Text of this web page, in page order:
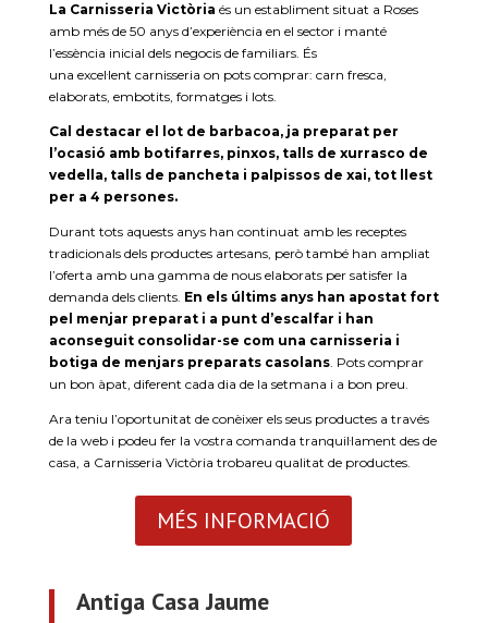
La Carnisseria Victòria és un establiment situat a Roses
amb més de 50 anys d’experiència en el sector i manté
l’essència inicial dels negocis de familiars. És
una excel·lent carnisseria on pots comprar: carn fresca,
elaborats, embotits, formatges i lots.
Cal destacar el lot de barbacoa, ja preparat per
l’ocasió amb botifarres, pinxos, talls de xurrasco de
vedella, talls de pancheta i palpissos de xai, tot llest
per a 4 persones.
Durant tots aquests anys han continuat amb les receptes
tradicionals dels productes artesans, però també han ampliat
l’oferta amb una gamma de nous elaborats per satisfer la
demanda dels clients. En els últims anys han apostat fort
pel menjar preparat i a punt d’escalfar i han
aconseguit consolidar-se com una carnisseria i
botiga de menjars preparats casolans. Pots comprar
un bon àpat, diferent cada dia de la setmana i a bon preu.
Ara teniu l’oportunitat de conèixer els seus productes a través
de la web i podeu fer la vostra comanda tranquil·lament des de
casa, a Carnisseria Victòria trobareu qualitat de productes.
MÉS INFORMACIÓ
Antiga Casa Jaume